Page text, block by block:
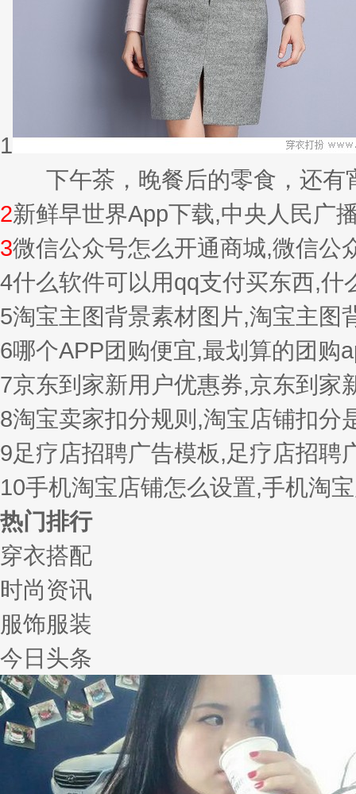
1
下午茶，晚餐后的零食，还有
2新鲜早世界App下载,中央人民广
3微信公众号怎么开通商城,微信公
4什么软件可以用qq支付买东西,什
5淘宝主图背景素材图片,淘宝主图
6哪个APP团购便宜,最划算的团购
7京东到家新用户优惠券,京东到家
8淘宝卖家扣分规则,淘宝店铺扣分
9足疗店招聘广告模板,足疗店招聘
10手机淘宝店铺怎么设置,手机淘
热门排行
穿衣搭配
时尚资讯
服饰服装
今日头条